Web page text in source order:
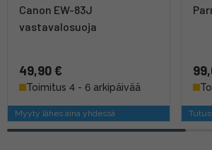
Canon EW-83J
vastavalosuoja
49,90 €
Toimitus 4 - 6 arkipäivää
Myyty lähes aina yhdessä